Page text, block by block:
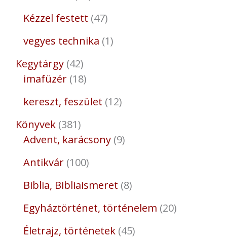
Kézzel festett 47
vegyes technika 1
Kegytárgy 42
imafüzér 18
kereszt, feszület 12
Könyvek 381
Advent, karácsony 9
Antikvár 100
Biblia, Bibliaismeret 8
Egyháztörténet, történelem 20
Életrajz, történetek 45